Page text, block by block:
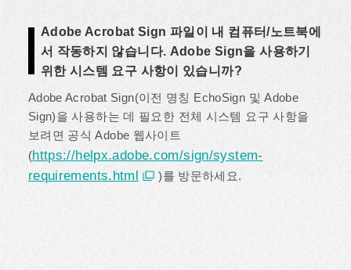
Adobe Acrobat Sign 파일이 내 컴퓨터/노트북에
서 작동하지 않습니다. Adobe Sign을 사용하기
위한 시스템 요구 사항이 있습니까?
Adobe Acrobat Sign(이전 명칭 EchoSign 및 Adobe
Sign)을 사용하는 데 필요한 전체 시스템 요구 사항을
보려면 공식 Adobe 웹사이트
(https://helpx.adobe.com/sign/system-
requirements.html
)를 방문하세요.